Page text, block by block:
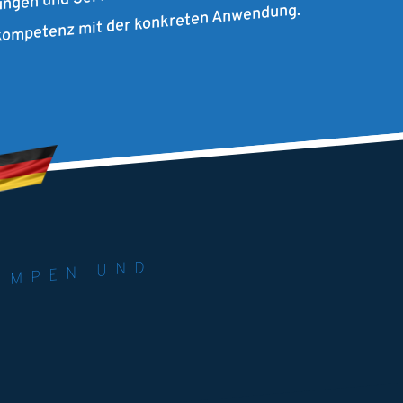
mit der konkreten Anwendung.
U